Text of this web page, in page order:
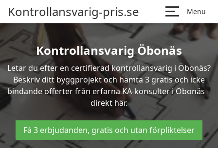
Kontrollansvarig-pris.se Menu
Kontrollansvarig Öbonäs
Letar du efter en certifierad kontrollansvarig i Öbonäs?
Beskriv ditt byggprojekt och hämta 3 gratis och icke
bindande offerter från erfarna KA-konsulter i Öbonäs –
direkt här.
Få 3 erbjudanden, gratis och utan förpliktelser